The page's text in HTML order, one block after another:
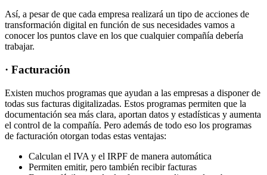
Así, a pesar de que cada empresa realizará un tipo de acciones de
transformación digital en función de sus necesidades vamos a
conocer los puntos clave en los que cualquier compañía debería
trabajar.
· Facturación
Existen muchos programas que ayudan a las empresas a disponer de
todas sus facturas digitalizadas. Estos programas permiten que la
documentación sea más clara, aportan datos y estadísticas y aumenta
el control de la compañía. Pero además de todo eso los programas
de facturación otorgan todas estas ventajas:
Calculan el IVA y el IRPF de manera automática
Permiten emitir, pero también recibir facturas